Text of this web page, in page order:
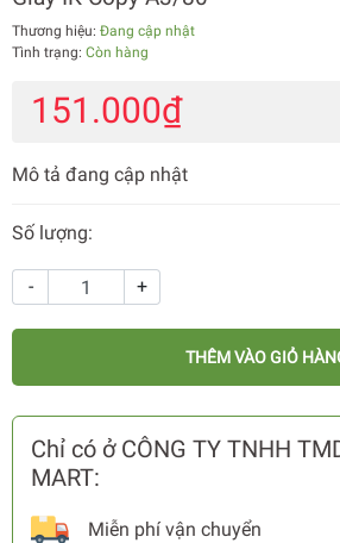
Thương hiệu: Đang cập nhật
Tình trạng: Còn hàng
151.000₫
Mô tả đang cập nhật
Số lượng:
- +
THÊM VÀO GIỎ
Chỉ có ở CÔNG TY TNHH
MART:
Miễn phí vận chuyển